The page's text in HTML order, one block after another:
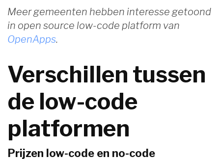
Meer gemeenten hebben interesse getoond
in open source low-code platform van
OpenApps.
Verschillen tussen
de low-code
platformen
Prijzen low-code en no-code